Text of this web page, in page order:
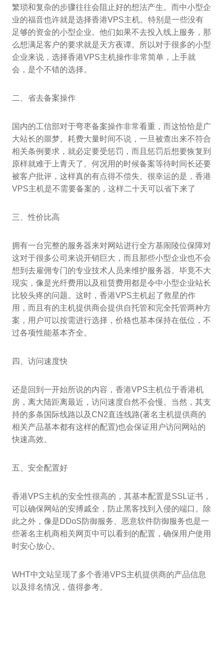
繁琐和复杂的步骤往往会阻止好的想法产生。而中小型企
业的福音也许就是选择香港VPS主机。特别是一些没有
足够的资金的小型企业。他们如果不去投入线上服务，那
么想满足客户的要求就是天方夜谭。所以对于很多的小型
企业来说，选择香港VPS主机操作非常简单，上手就
会，是个不错的选择。
二、省去备案操作
国内的工信部对于弯枣备案操作非常看重，而这恰恰是广
大站长的噩梦。耗费大量时间不说，一旦被查出来不符合
相关条例要求，就必定要受惩罚，而且惩罚后想要恢复到
原样就难于上青天了。何况用的时候备案等待时间长还要
被客户批评，这样真的有点得不偿失。很幸运的是，香港
VPS主机是不需要备案的，这样二十天可以省下来了
三、性价比高
拥有一台完整的服务器来对网站进行全方基闹陵位保障对
这对于很多公司来说开销巨大，而且那些小型企业也不会
想到去雇佣专门的专业技术人员来维护服务器。毕竟不大
现实，像是光纤费用以及租赁费用都是令中小型企业站长
比较头疼的问题。这时，香港VPS主机起了救星的作
用，而且有的主机提供商会提供自托管和完全托管两种方
案，用户可以按需进行选择，价格也基本保持在低位，不
过各项性能基本齐全。
四、访问速度快
还是回到一开始所说的内容，香港VPS主机位于香港机
房，离大陆距离最近，访问速度自然不会慢。当然，其支
持的多条国际线路以及CN2直连线路(著名主机提供商的
相关产品基本都有这样的配置)也会保证用户访问网站的
快速高效。
五、安全配置好
香港VPS主机的安全性很高的，其基本配置是SSL证书，
可以确保网站的安搏戚全，防止黑客找到入侵的端口。除
此之外，像是DDoS防御服务、恶意软件防御服务也是一
些著名主机商相关网页中可以看到的配置，确保用户使用
时安心放心。
WHT中文站呈现了多个香港VPS主机提供商的产品信息
以及排名情况，值得参考。